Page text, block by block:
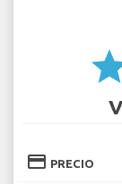
credit_card PRECIO